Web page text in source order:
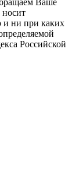
носит
и ни при каких
Российской